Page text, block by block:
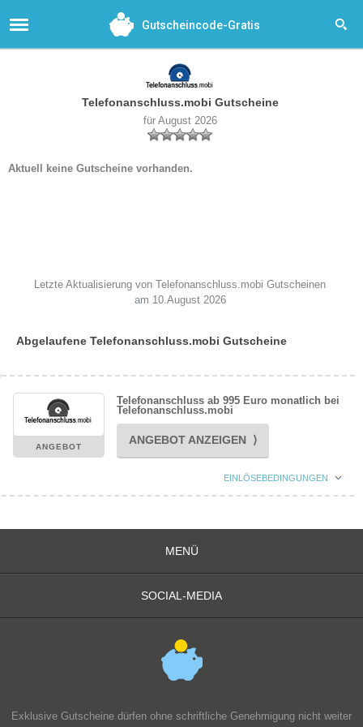
Gutscheincode-Gratis
Telefonanschluss.mobi Gutscheine
für August 2026
Aktuell keine Gutscheine vorhanden.
Letzte Aktualisierung von Telefonanschluss.mobi Gutscheinen
am 10.August 2026
Abgelaufene Telefonanschluss.mobi Gutscheine
ANGEBOT
Telefonanschluss ab 995 Euro monatlich bei
Telefonanschluss.mobi
ANGEBOT ANZEIGEN ⟩
EINLÖSEBEDINGUNGEN
MENÜ
SOCIAL-MEDIA
Exklusive Gutscheine dürfen ohne schriftliche Genehmigung nicht weiter